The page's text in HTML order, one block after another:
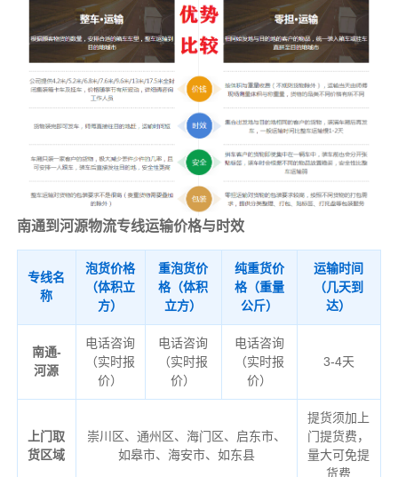
南通到河源物流专线运输价格与时效
专线名
称
泡货价格
（体积立
方）
重泡货价
格（体积
立方）
纯重货价
格（重量
公斤）
运输时间
（几天到
达）
南通-
河源
电话咨询
（实时报
价）
电话咨询
（实时报
价）
电话咨询
（实时报
价）
3-4天
上门取
货区域
崇川区、通州区、海门区、启东市、
如皋市、海安市、如东县
提货须加上
门提货费，
量大可免提
货费